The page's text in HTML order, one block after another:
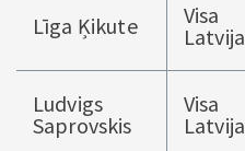
Līga Ķikute
Visa
Latvija
Ludvigs
Saprovskis
Visa
Latvija